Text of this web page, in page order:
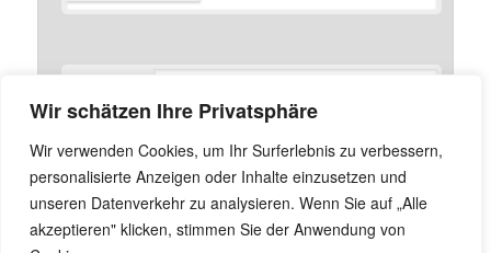
Wir schätzen Ihre Privatsphäre
Wir verwenden Cookies, um Ihr Surferlebnis zu verbessern,
personalisierte Anzeigen oder Inhalte einzusetzen und
unseren Datenverkehr zu analysieren. Wenn Sie auf „Alle
akzeptieren" klicken, stimmen Sie der Anwendung von
Name, E-Mail-Adresse und Website in diesem Browser
für meinen nächsten Kommentar speichern.